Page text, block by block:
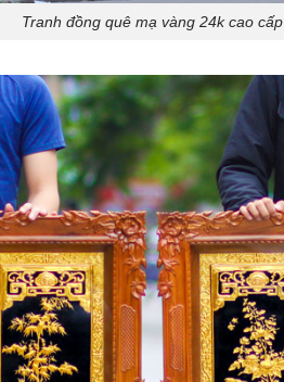
Tranh đồng quê mạ vàng 24k cao cấp